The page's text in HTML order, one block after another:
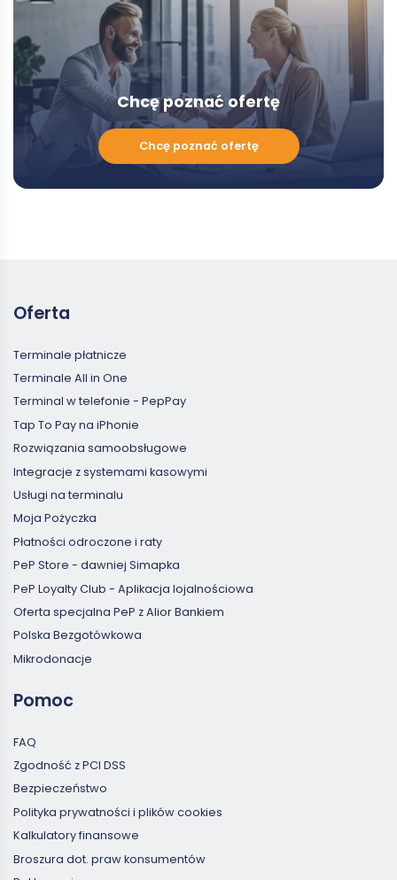
Chcę poznać ofertę
Chcę
Chcę poznać ofertę
Oferta
Terminale płatnicze
Terminale All in One
Terminal w telefonie - PepPay
Tap To Pay na iPhonie
Rozwiązania samoobsługowe
Integracje z systemami kasowymi
Usługi na terminalu
Moja Pożyczka
Płatności odroczone i raty
PeP Store - dawniej Simapka
PeP Loyalty Club - Aplikacja lojalnościowa
Oferta specjalna PeP z Alior Bankiem
Polska Bezgotówkowa
Mikrodonacje
Pomoc
FAQ
Zgodność z PCI DSS
Bezpieczeństwo
Polityka prywatności i plików cookies
Kalkulatory finansowe
Broszura dot. praw konsumentów